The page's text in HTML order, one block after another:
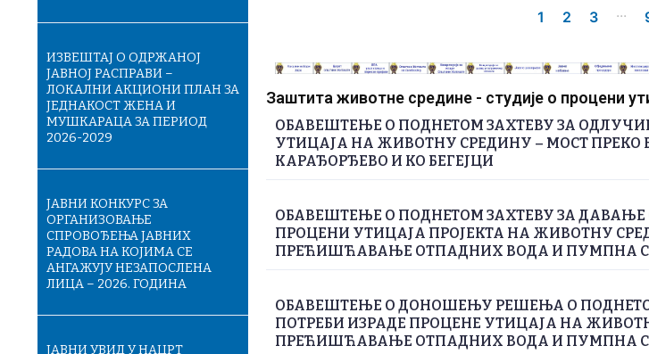
ИЗВЕШТАЈ О ОДРЖАНОЈ
ЈАВНОЈ РАСПРАВИ –
ЛОКАЛНИ АКЦИОНИ ПЛАН ЗА
ЈЕДНАКОСТ ЖЕНА И
МУШКАРАЦА ЗА ПЕРИОД
2026-2029
ЈАВНИ КОНКУРС ЗА
ОРГАНИЗОВАЊЕ
СПРОВОЂЕЊА ЈАВНИХ
РАДОВА НА КОЈИМА СЕ
АНГАЖУЈУ НЕЗАПОСЛЕНА
ЛИЦА – 2026. ГОДИНА
ЈАВНИ УВИД У НАЦРТ
1 2 3 ...
Заштита животне средине - студије о процени
ОБАВЕШТЕЊЕ О ПОДНЕТОМ ЗАХТЕВУ ЗА
УТИЦАЈА НА ЖИВОТНУ СРЕДИНУ – МОСТ ПРЕКО
КАРАЂОРЂЕВО И КО БЕГЕЈЦИ
ОБАВЕШТЕЊЕ О ПОДНЕТОМ ЗАХТЕВУ ЗА ДАВАЊЕ
ПРОЦЕНИ УТИЦАЈА ПРОЈЕКТА НА ЖИВОТНУ
ПРЕЋИШЋАВАЊЕ ОТПАДНИХ ВОДА И ПУМПНА
ОБАВЕШТЕЊЕ О ДОНОШЕЊУ РЕШЕЊА О
ПОТРЕБИ ИЗРАДЕ ПРОЦЕНЕ УТИЦАЈА НА
ПРЕЋИШЋАВАЊЕ ОТПАДНИХ ВОДА И ПУМПНА